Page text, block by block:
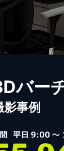
バー
影事例